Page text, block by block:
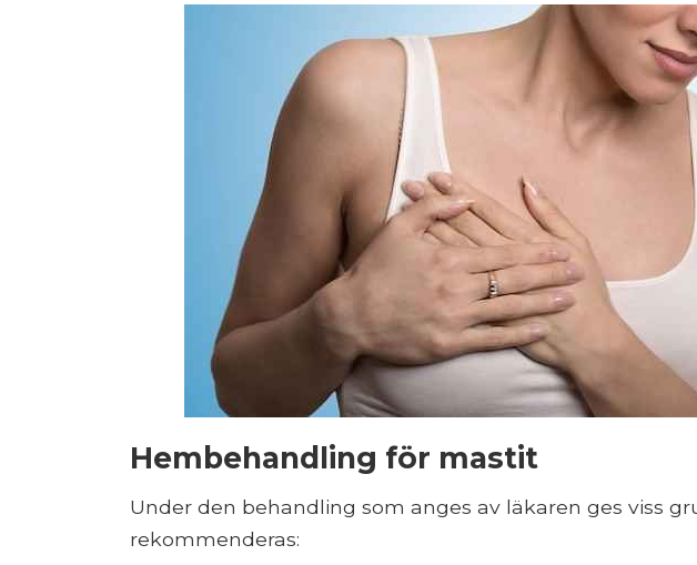
Hembehandling för mastit
Under den behandling som anges av läkaren ges viss
rekommenderas: